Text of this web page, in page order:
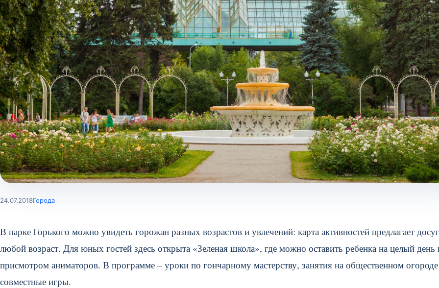
24.07.2018Города
В парке Горького можно увидеть горожан разных возрастов и увлечений: карта активностей предлагает
любой возраст. Для юных гостей здесь открыта «Зеленая школа», где можно оставить ребенка на целый день
присмотром аниматоров. В программе – уроки по гончарному мастерству, занятия на общественном
совместные игры.